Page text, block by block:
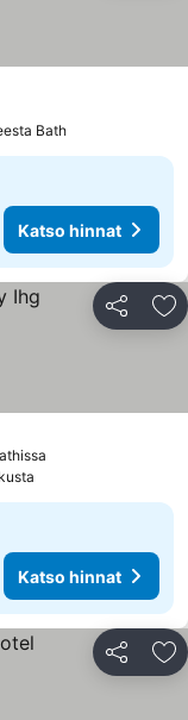
Bath
Katso hinnat
Jaa
Katso hinnat
Jaa